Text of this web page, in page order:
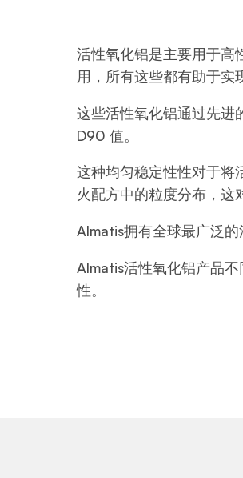
活性氧化铝是主要用于高
用，所有这些都有助于实
这些活性氧化铝通过先进
D90 值。
这种均匀稳定性性对于将
火配方中的粒度分布，这
Almatis拥有全球最广泛
Almatis活性氧化铝产品
性。